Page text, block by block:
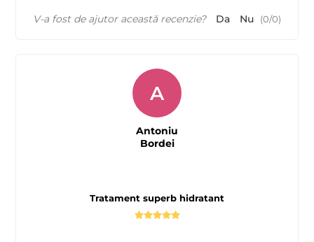
V-a fost de ajutor această recenzie? Da Nu (0/0)
Tratament superb hidratant
A
Antoniu
Bordei